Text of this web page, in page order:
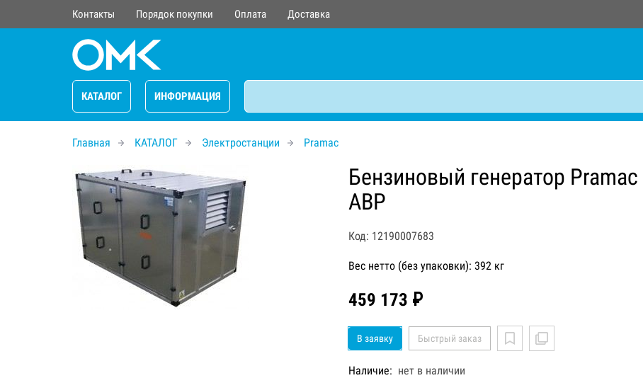
Контакты Порядок покупки Оплата Доставка
КАТАЛОГ ИНФОРМАЦИЯ
Главная КАТАЛОГ Электростанции Pramac
Бензиновый генератор
АВР
Код: 12190007683
Вес нетто (без упаковки): 392 кг
459 173 ₽
В заявку Быстрый заказ
Наличие: нет в наличии